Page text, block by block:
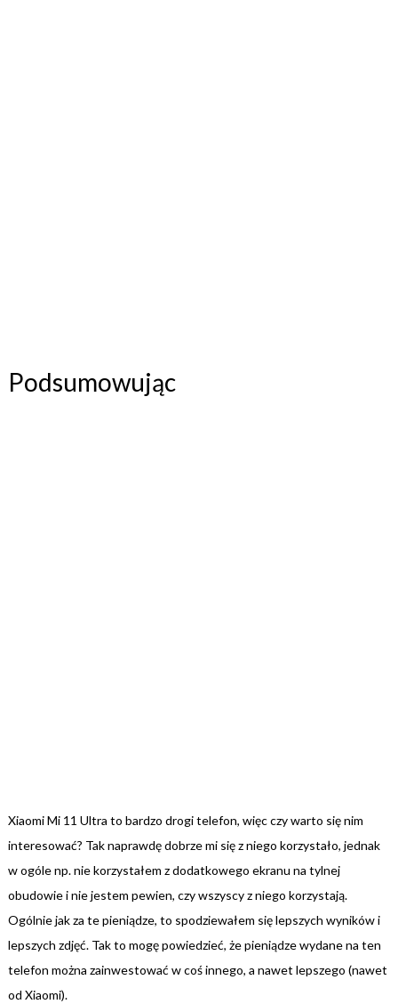
Podsumowując
Xiaomi Mi 11 Ultra to bardzo drogi telefon, więc czy warto się nim
interesować? Tak naprawdę dobrze mi się z niego korzystało, jednak
w ogóle np. nie korzystałem z dodatkowego ekranu na tylnej
obudowie i nie jestem pewien, czy wszyscy z niego korzystają.
Ogólnie jak za te pieniądze, to spodziewałem się lepszych wyników i
lepszych zdjęć. Tak to mogę powiedzieć, że pieniądze wydane na ten
telefon można zainwestować w coś innego, a nawet lepszego (nawet
od Xiaomi).